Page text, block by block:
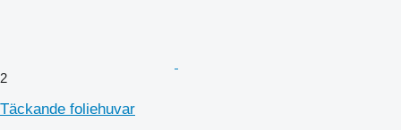
2
Täckande foliehuvar